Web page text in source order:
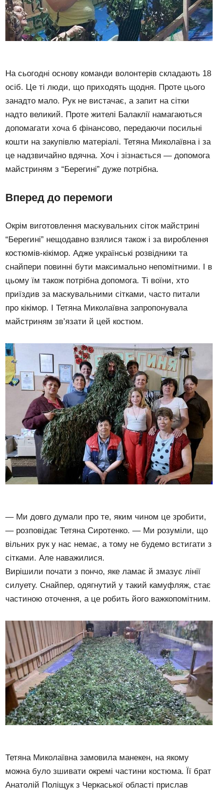
На сьогодні основу команди волонтерів складають 18
осіб. Це ті люди, що приходять щодня. Проте цього
занадто мало. Рук не вистачає, а запит на сітки
надто великий. Проте жителі Балаклії намагаються
допомагати хоча б фінансово, передаючи посильні
кошти на закупівлю матеріалі. Тетяна Миколаївна і за
це надзвичайно вдячна. Хоч і зізнається — допомога
майстриням з “Берегині” дуже потрібна.
Вперед до перемоги
Окрім виготовлення маскувальних сіток майстрині
“Берегині” нещодавно взялися також і за вироблення
костюмів-кікімор. Адже українські розвідники та
снайпери повинні бути максимально непомітними. І в
цьому їм також потрібна допомога. Ті воїни, хто
приїздив за маскувальними сітками, часто питали
про кікімор. І Тетяна Миколаївна запропонувала
майстриням зв’язати й цей костюм.
— Ми довго думали про те, яким чином це зробити,
— розповідає Тетяна Сиротенко. — Ми розуміли, що
вільних рук у нас немає, а тому не будемо встигати з
сітками. Але наважилися.
Вирішили почати з пончо, яке ламає й змазує лінії
силуету. Снайпер, одягнутий у такий камуфляж, стає
частиною оточення, а це робить його важкопомітним.
Тетяна Миколаївна замовила манекен, на якому
можна було зшивати окремі частини костюма. Її брат
Анатолій Поліщук з Черкаської області прислав